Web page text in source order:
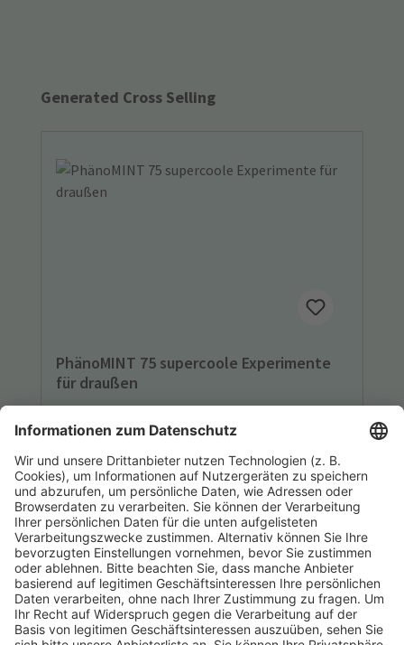
Produktgalerie überspringen
Generated Cross Selling
PhänoMINT 75 supercoole Experimente
für draußen
Wer mit eigenen Augen durch die Welt geht,
kann viel lernen. Mit diesem Kartenset kann
man einen Regenmesser basteln, ein Haus für
Hummeln bauen oder Super-Seifenblasenlauge
herstellen – und sich beim Beobachten Wissen
über die Phänomene unserer Natur aneignen.